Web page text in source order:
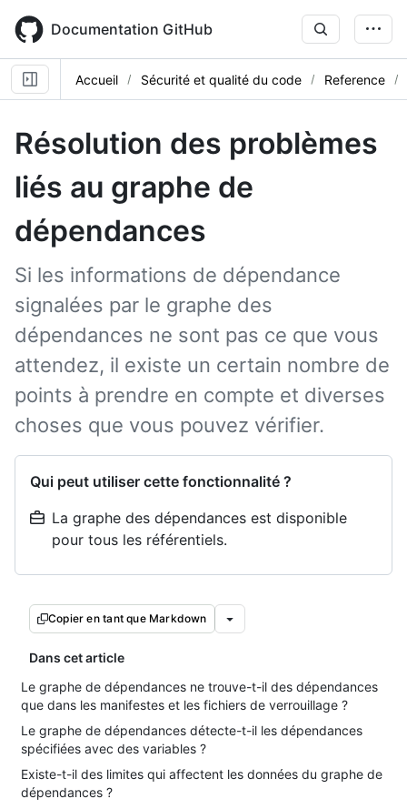
main
content
Documentation GitHub
Accueil Sécurité et qualité du code Reference
Résolution des problèmes
liés au graphe de
dépendances
Si les informations de dépendance
signalées par le graphe des
dépendances ne sont pas ce que vous
attendez, il existe un certain nombre de
points à prendre en compte et diverses
choses que vous pouvez vérifier.
Qui peut utiliser cette fonctionnalité ?
La graphe des dépendances est disponible
pour tous les référentiels.
Copier en tant que Markdown
Dans cet article
Le graphe de dépendances ne trouve-t-il des dépendances
que dans les manifestes et les fichiers de verrouillage ?
Le graphe de dépendances détecte-t-il les dépendances
spécifiées avec des variables ?
Existe-t-il des limites qui affectent les données du graphe de
dépendances ?